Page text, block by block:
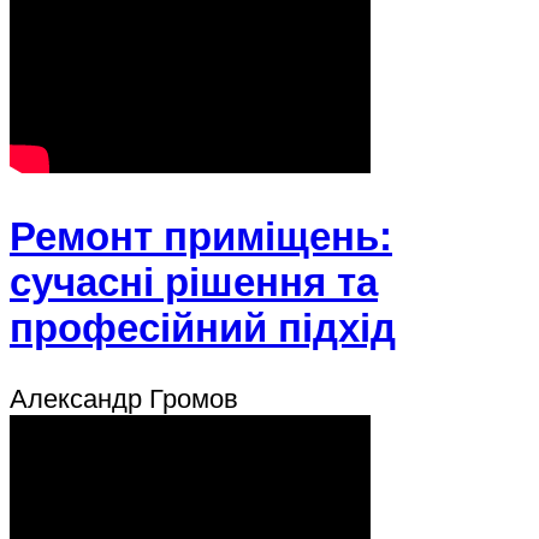
Ремонт приміщень:
сучасні рішення та
професійний підхід
Александр Громов